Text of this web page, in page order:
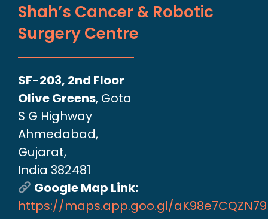
Shah’s Cancer & Robotic
Surgery Centre
SF-203, 2nd Floor
Olive Greens, Gota
S G Highway
Ahmedabad,
Gujarat,
India 382481
Google Map Link:
https://maps.app.goo.gl/